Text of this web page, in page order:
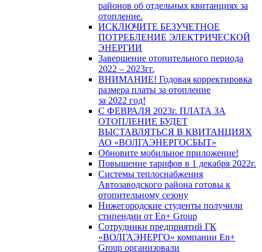
районов об отдельных квитанциях за
отопление.
ИСКЛЮЧИТЕ БЕЗУЧЕТНОЕ
ПОТРЕБЛЕНИЕ ЭЛЕКТРИЧЕСКОЙ
ЭНЕРГИИ
Завершение отопительного периода
2022 – 2023гг.
ВНИМАНИЕ! Годовая корректировка
размера платы за отопление
за 2022 год!
С ФЕВРАЛЯ 2023г. ПЛАТА ЗА
ОТОПЛЕНИЕ БУДЕТ
ВЫСТАВЛЯТЬСЯ В КВИТАНЦИЯХ
АО «ВОЛГАЭНЕРГОСБЫТ»
Обновите мобильное приложение!
Повышение тарифов в 1 декабря 2022г.
Системы теплоснабжения
Автозаводского района готовы к
отопительному сезону
Нижегородские студенты получили
стипендии от En+ Group
Сотрудники предприятий ГК
«ВОЛГАЭНЕРГО» компании En+
Group организовали